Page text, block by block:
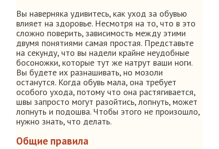
Вы наверняка удивитесь, как уход за обувью
влияет на здоровье. Несмотря на то, что в это
сложно поверить, зависимость между этими
двумя понятиями самая простая. Представьте
на секунду, что вы надели крайне неудобные
босоножки, которые тут же натрут ваши ноги.
Вы будете их разнашивать, но мозоли
останутся. Когда обувь мала, она требует
особого ухода, потому что она растягивается,
швы запросто могут разойтись, лопнуть, может
лопнуть и подошва. Чтобы этого не произошло,
нужно знать, что делать.
Общие правила